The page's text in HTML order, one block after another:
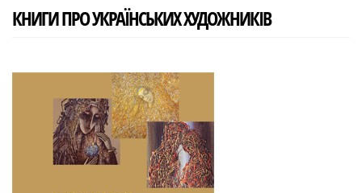
КНИГИ ПРО УКРАЇНСЬКИХ ХУДОЖНИКІВ